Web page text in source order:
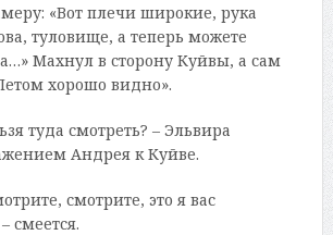
«Вот плечи широкие, рука
туловище, а теперь можете
Махнул в сторону Куйвы, а сам
хорошо видно».
туда смотреть? – Эльвира
Андрея к Куйве.
смотрите, это я вас
смеется.